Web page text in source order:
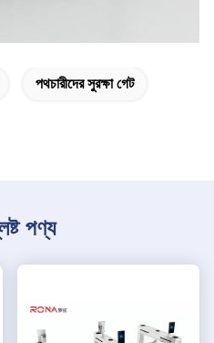
পথচারীদের সুরক্ষা গেট
পণ্য